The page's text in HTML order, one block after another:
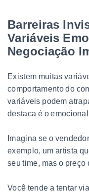
Barreiras
Variáveis
Negociação
Existem muitas
comportamento do
variáveis podem
destaca é o
Imagina se o
exemplo, um artista
seu time, mas o preço
Você tende a tentar